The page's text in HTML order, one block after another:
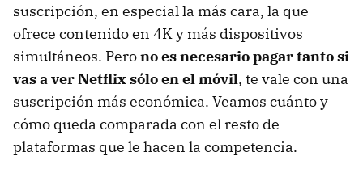
suscripción, en especial la más cara, la que
ofrece contenido en 4K y más dispositivos
simultáneos. Perono es necesario pagar tanto si
vas a ver Netflix sólo en el móvil, te vale con una
suscripción más económica. Veamos cuánto y
cómo queda comparada con el resto de
plataformas que le hacen la competencia.